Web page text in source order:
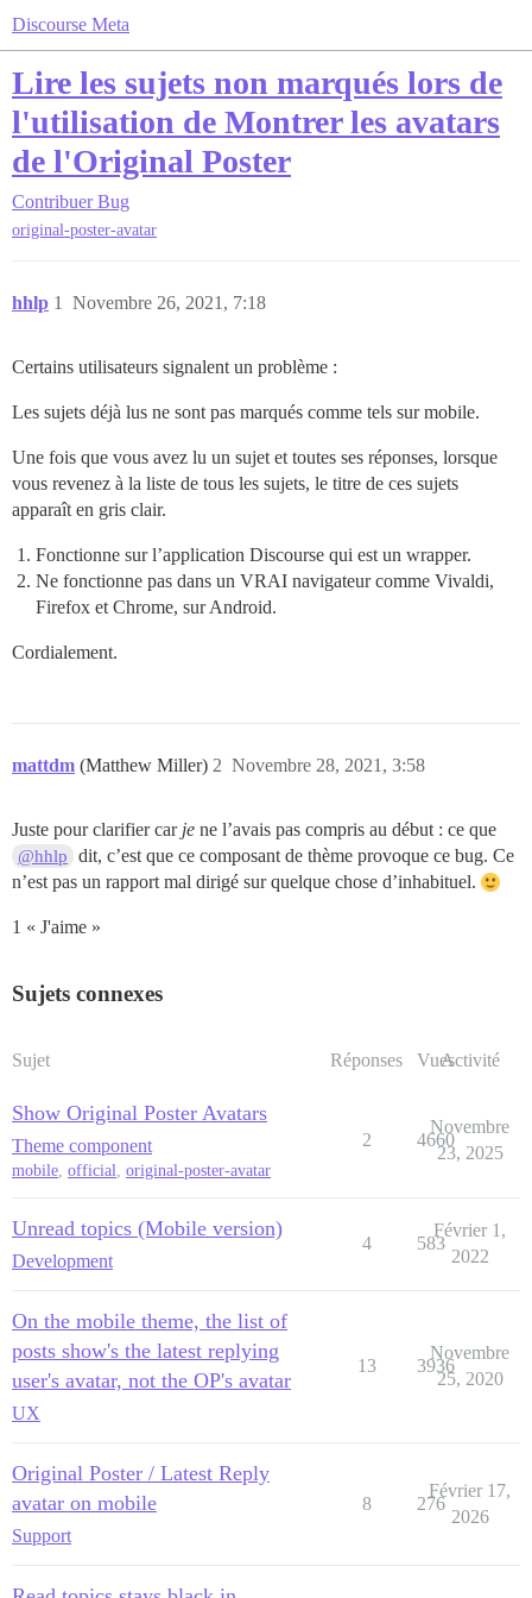
Discourse Meta
Lire les sujets non marqués lors de
l'utilisation de Montrer les avatars
de l'Original Poster
Contribuer Bug
original-poster-avatar
hhlp Novembre 26, 2021, 7:18
1
Certains utilisateurs signalent un problème :
Les sujets déjà lus ne sont pas marqués comme tels sur mobile.
Une fois que vous avez lu un sujet et toutes ses réponses, lorsque
vous revenez à la liste de tous les sujets, le titre de ces sujets
apparaît en gris clair.
Fonctionne sur l’application Discourse qui est un wrapper.
Ne fonctionne pas dans un VRAI navigateur comme Vivaldi,
Firefox et Chrome, sur Android.
Cordialement.
mattdm (Matthew Miller) Novembre 28, 2021, 3:58
2
Juste pour clarifier car je ne l’avais pas compris au début : ce que
@hhlp
dit, c’est que ce composant de thème provoque ce bug. Ce
n’est pas un rapport mal dirigé sur quelque chose d’inhabituel.
1 « J'aime »
Sujets connexes
Sujet Réponses VuesActivité
Show Original Poster Avatars
Theme component
mobile, official, original-poster-avatar
2 4660
Novembre
23, 2025
Unread topics (Mobile version)
Development
4 583
Février 1,
2022
On the mobile theme, the list of
posts show's the latest replying
user's avatar, not the OP's avatar
UX
13 3936
Novembre
25, 2020
Original Poster / Latest Reply
avatar on mobile
Support
8 276
Février 17,
2026